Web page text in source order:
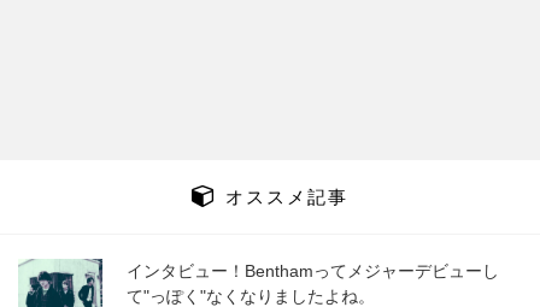
オススメ記事
インタビュー！Benthamってメジャーデビューし
て"っぽく"なくなりましたよね。